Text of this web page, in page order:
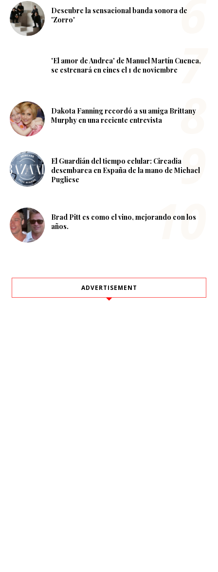
Descubre la sensacional banda sonora de
'Zorro'
'El amor de Andrea' de Manuel Martín Cuenca,
se estrenará en cines el 1 de noviembre
Dakota Fanning recordó a su amiga Brittany
Murphy en una reciente entrevista
El Guardián del tiempo celular: Circadia
desembarca en España de la mano de Michael
Pugliese
Brad Pitt es como el vino, mejorando con los
años.
ADVERTISEMENT